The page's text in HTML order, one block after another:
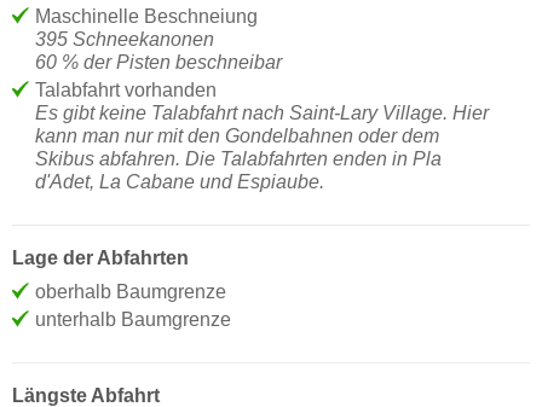
Maschinelle Beschneiung
395 Schneekanonen
60 % der Pisten beschneibar
Talabfahrt vorhanden
Es gibt keine Talabfahrt nach Saint-Lary Village. Hier
kann man nur mit den Gondelbahnen oder dem
Skibus abfahren. Die Talabfahrten enden in Pla
d'Adet, La Cabane und Espiaube.
Lage der Abfahrten
oberhalb Baumgrenze
unterhalb Baumgrenze
Längste Abfahrt